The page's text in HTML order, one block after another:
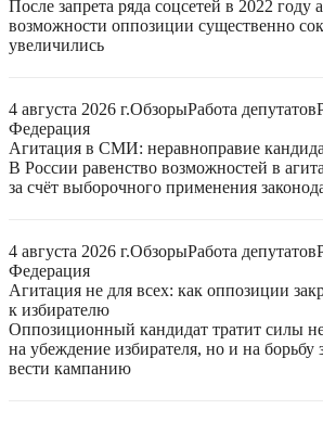
После запрета ряда соцсетей в 2022 году
возможности оппозиции существенно
увеличились
4 августа 2026 г.ОбзорыРабота депутатов
Федерация
Агитация в СМИ: неравноправие
В России равенство возможностей в
за счёт выборочного применения
4 августа 2026 г.ОбзорыРабота депутатов
Федерация
Агитация не для всех: как оппозиции
к избирателю
Оппозиционный кандидат тратит силы
на убеждение избирателя, но и на борьбу
вести кампанию